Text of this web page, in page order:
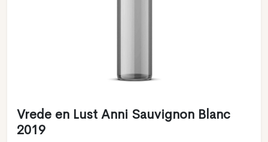
Vrede en Lust Anni Sauvignon Blanc
2019